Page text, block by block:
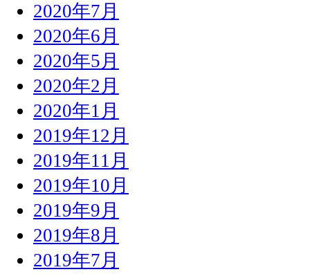
2020年7月
2020年6月
2020年5月
2020年2月
2020年1月
2019年12月
2019年11月
2019年10月
2019年9月
2019年8月
2019年7月